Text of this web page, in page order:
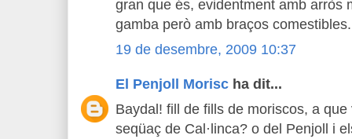
gran que és, evidentment amb arròs
gamba però amb braços comestibles.
19 de desembre, 2009 10:37
El Penjoll Morisc ha dit...
Baydal! fill de fills de moriscos, a
seqüaç de Cal·linca? o del Penjoll i